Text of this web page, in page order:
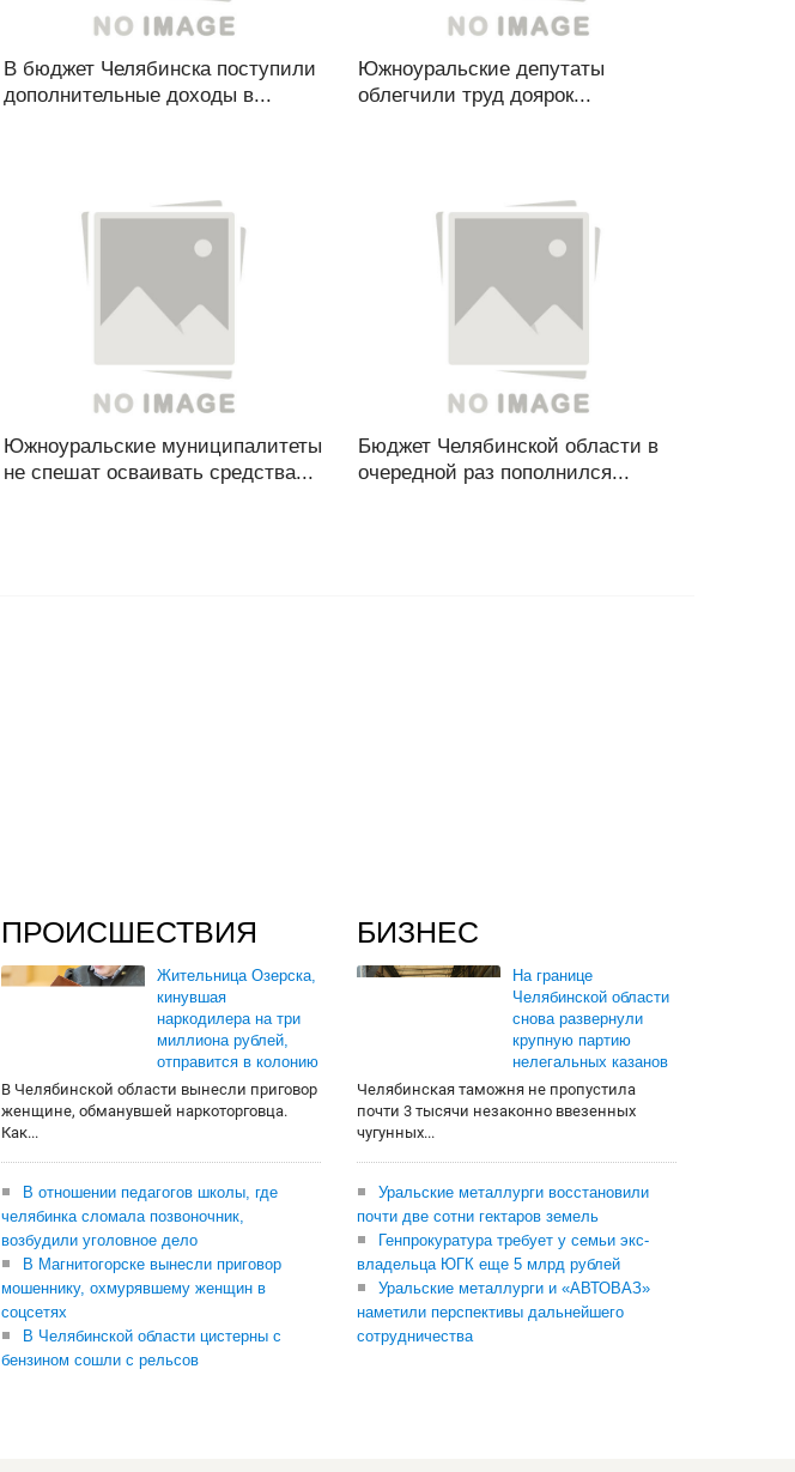
В бюджет Челябинска поступили
дополнительные доходы в...
Южноуральские депутаты
облегчили труд доярок...
Южноуральские муниципалитеты
не спешат осваивать средства...
Бюджет Челябинской области в
очередной раз пополнился...
ПРОИСШЕСТВИЯ
Жительница Озерска,
кинувшая
наркодилера на три
миллиона рублей,
отправится в колонию
В Челябинской области вынесли приговор
женщине, обманувшей наркоторговца.
Как...
В отношении педагогов школы, где
челябинка сломала позвоночник,
возбудили уголовное дело
В Магнитогорске вынесли приговор
мошеннику, охмурявшему женщин в
соцсетях
В Челябинской области цистерны с
бензином сошли с рельсов
БИЗНЕС
На границе
Челябинской области
снова развернули
крупную партию
нелегальных казанов
Челябинская таможня не пропустила
почти 3 тысячи незаконно ввезенных
чугунных...
Уральские металлурги восстановили
почти две сотни гектаров земель
Генпрокуратура требует у семьи экс-
владельца ЮГК еще 5 млрд рублей
Уральские металлурги и «АВТОВАЗ»
наметили перспективы дальнейшего
сотрудничества